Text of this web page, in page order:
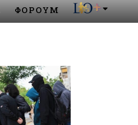
ΦΟΡΟΥΜ